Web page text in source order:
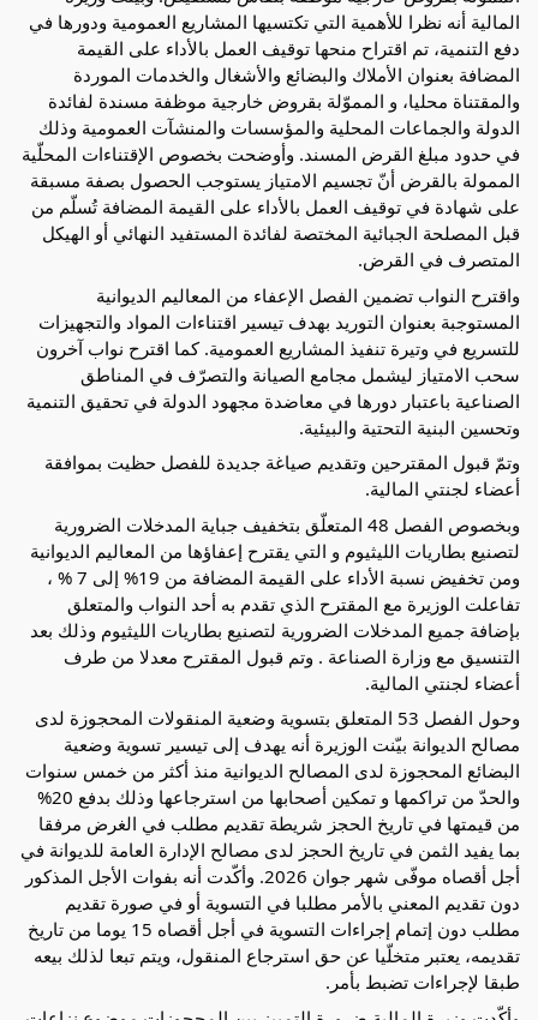
المالية أنه نظرا للأهمية التي تكتسيها المشاريع العمومية ودورها في
دفع التنمية، تم اقتراح منحها توقيف العمل بالأداء على القيمة
المضافة بعنوان الأملاك والبضائع والأشغال والخدمات الموردة
والمقتناة محليا، و المموّلة بقروض خارجية موظفة مسندة لفائدة
الدولة والجماعات المحلية والمؤسسات والمنشآت العمومية وذلك
في حدود مبلغ القرض المسند. وأوضحت بخصوص الإقتناءات المحلّية
الممولة بالقرض أنّ تجسيم الامتياز يستوجب الحصول بصفة مسبقة
على شهادة في توقيف العمل بالأداء على القيمة المضافة تُسلّم من
قبل المصلحة الجبائية المختصة لفائدة المستفيد النهائي أو الهيكل
المتصرف في القرض.
واقترح النواب تضمين الفصل الإعفاء من المعاليم الديوانية
المستوجبة بعنوان التوريد بهدف تيسير اقتناءات المواد والتجهيزات
للتسريع في وتيرة تنفيذ المشاريع العمومية. كما اقترح نواب آخرون
سحب الامتياز ليشمل مجامع الصيانة والتصرّف في المناطق
الصناعية باعتبار دورها في معاضدة مجهود الدولة في تحقيق التنمية
وتحسين البنية التحتية والبيئية.
وتمّ قبول المقترحين وتقديم صياغة جديدة للفصل حظيت بموافقة
أعضاء لجنتي المالية.
وبخصوص الفصل 48 المتعلّق بتخفيف جباية المدخلات الضرورية
لتصنيع بطاريات الليثيوم و التي يقترح إعفاؤها من المعاليم الديوانية
ومن تخفيض نسبة الأداء على القيمة المضافة من 19% إلى 7 % ،
تفاعلت الوزيرة مع المقترح الذي تقدم به أحد النواب والمتعلق
بإضافة جميع المدخلات الضرورية لتصنيع بطاريات الليثيوم وذلك بعد
التنسيق مع وزارة الصناعة . وتم قبول المقترح معدلا من طرف
أعضاء لجنتي المالية.
وحول الفصل 53 المتعلق بتسوية وضعية المنقولات المحجوزة لدى
مصالح الديوانة بيّنت الوزيرة أنه يهدف إلى تيسير تسوية وضعية
البضائع المحجوزة لدى المصالح الديوانية منذ أكثر من خمس سنوات
والحدّ من تراكمها و تمكين أصحابها من استرجاعها وذلك بدفع 20%
من قيمتها في تاريخ الحجز شريطة تقديم مطلب في الغرض مرفقا
بما يفيد الثمن في تاريخ الحجز لدى مصالح الإدارة العامة للديوانة في
أجل أقصاه موفّى شهر جوان 2026. وأكّدت أنه بفوات الأجل المذكور
دون تقديم المعني بالأمر مطلبا في التسوية أو في صورة تقديم
مطلب دون إتمام إجراءات التسوية في أجل أقصاه 15 يوما من تاريخ
تقديمه، يعتبر متخلّيا عن حق استرجاع المنقول، ويتم تبعا لذلك بيعه
طبقا لإجراءات تضبط بأمر.